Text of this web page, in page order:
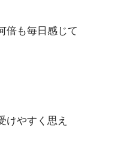
倍も毎日感じて
けやすく思え